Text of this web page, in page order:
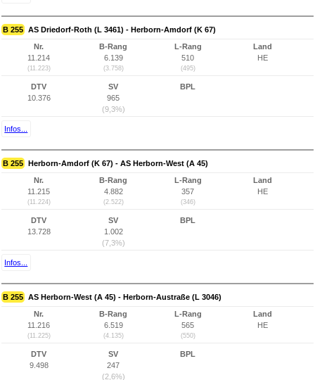
B 255 AS Driedorf-Roth (L 3461) - Herborn-Amdorf (K 67)
Nr.
11.214
(11.223)
B-Rang
6.139
(3.758)
L-Rang
510
(495)
Land
HE
DTV
10.376
SV
965
(9,3%)
BPL
Infos...
B 255 Herborn-Amdorf (K 67) - AS Herborn-West (A 45)
Nr.
11.215
(11.224)
B-Rang
4.882
(2.522)
L-Rang
357
(346)
Land
HE
DTV
13.728
SV
1.002
(7,3%)
BPL
Infos...
B 255 AS Herborn-West (A 45) - Herborn-Austraße (L 3046)
Nr.
11.216
(11.225)
B-Rang
6.519
(4.135)
L-Rang
565
(550)
Land
HE
DTV
9.498
SV
247
(2,6%)
BPL